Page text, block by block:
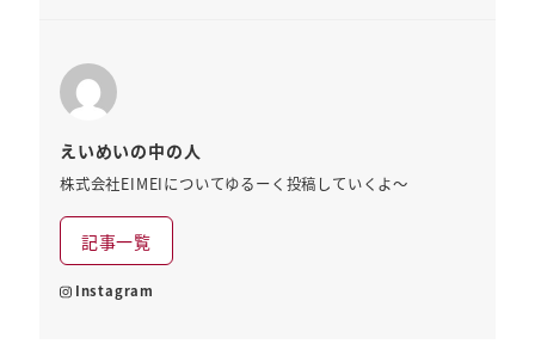
えいめいの中の人
株式会社EIMEIについてゆるーく投稿していくよ～
記事一覧
Instagram